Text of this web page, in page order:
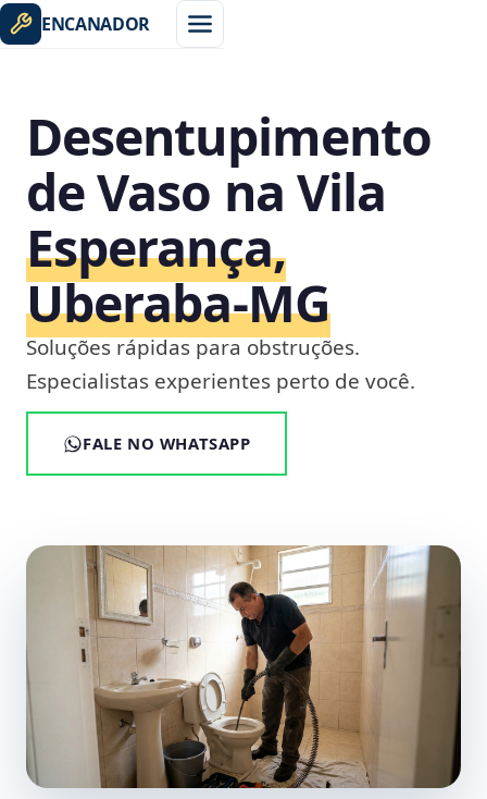
ENCANADOR
Desentupimento
de Vaso na Vila
Esperança,
Uberaba‑MG
Soluções rápidas para obstruções.
Especialistas experientes perto de você.
FALE NO WHATSAPP